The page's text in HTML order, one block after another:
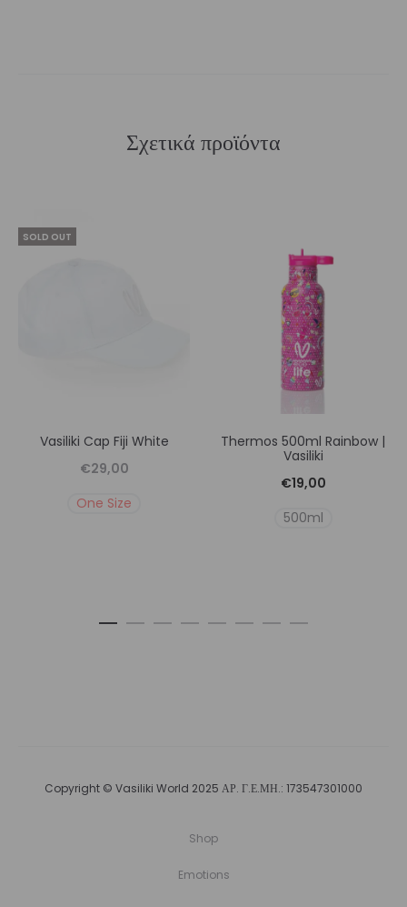
Σχετικά προϊόντα
SOLD OUT
Vasiliki Cap Fiji White
€29,00
One Size
Thermos 500ml Rainbow |
Vasiliki
€19,00
500ml
Copyright © Vasiliki World 2025 ΑΡ. Γ.Ε.ΜΗ.: 173547301000
Shop
Emotions